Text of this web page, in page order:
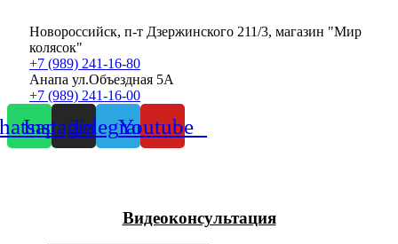
Новороссийск, п-т Дзержинского 211/3, магазин "Мир
колясок"
+7 (989) 241-16-80
Анапа ул.Объездная 5А
+7 (989) 241-16-00
InstagramTelegramYoutube
Видеоконсультация